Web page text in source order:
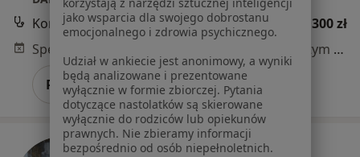
Konsultacja diabetologiczna
300 zł
Specjalista nie oferuje umawiania online pod tym adresem.
Poproś o wizytę
jako wsparcia dla swojego dobrostanu
emocjonalnego i zdrowia psychicznego.
Udział w ankiecie jest anonimowy, a wyniki
będą analizowane i prezentowane
wyłącznie w formie zbiorczej. Pytania
dotyczące nastolatków są skierowane
wyłącznie do rodziców lub opiekunów
prawnych. Nie zbieramy informacji
bezpośrednio od osób niepełnoletnich.